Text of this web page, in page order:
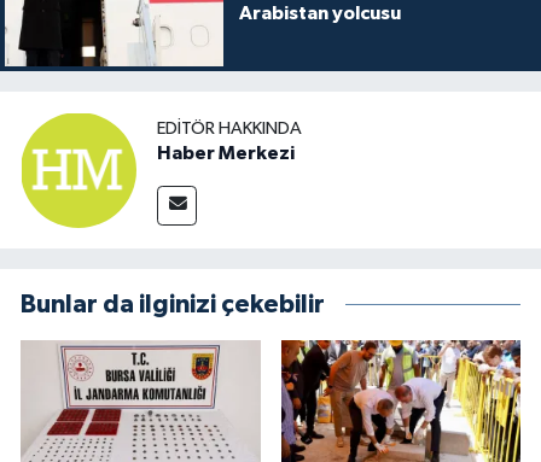
Arabistan yolcusu
EDITÖR HAKKINDA
Haber Merkezi
Bunlar da ilginizi çekebilir